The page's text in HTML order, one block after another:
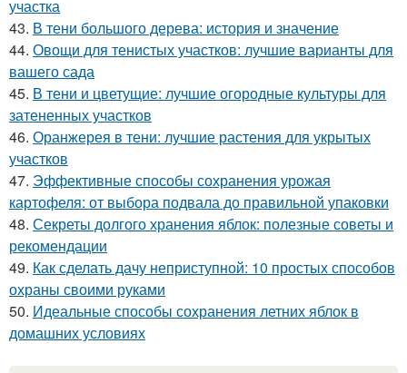
участка
43. В тени большого дерева: история и значение
44. Овощи для тенистых участков: лучшие варианты для
вашего сада
45. В тени и цветущие: лучшие огородные культуры для
затененных участков
46. Оранжерея в тени: лучшие растения для укрытых
участков
47. Эффективные способы сохранения урожая
картофеля: от выбора подвала до правильной упаковки
48. Секреты долгого хранения яблок: полезные советы и
рекомендации
49. Как сделать дачу неприступной: 10 простых способов
охраны своими руками
50. Идеальные способы сохранения летних яблок в
домашних условиях